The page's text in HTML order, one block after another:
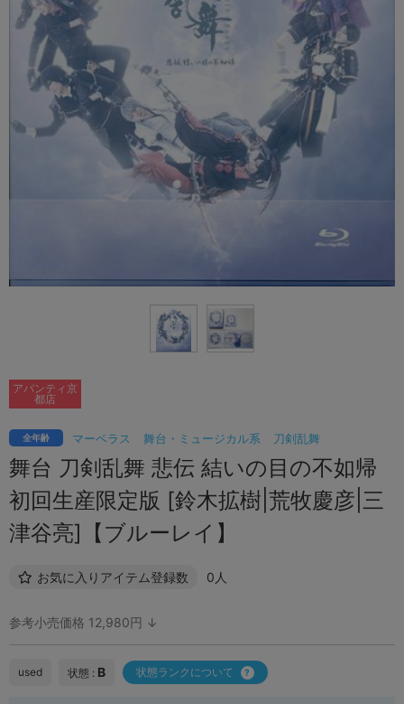
マーベラス 舞台・ミュージカル系 刀剣乱舞
全年齢
舞台 刀剣乱舞 悲伝 結いの目の不如帰
初回生産限定版 [鈴木拡樹|荒牧慶彦|三
津谷亮]【ブルーレイ】
お気に入りアイテム登録数 0人
アバンティ京
都店
参考小売価格 12,980円 ↓
used 状態 : B 状態ランクについて